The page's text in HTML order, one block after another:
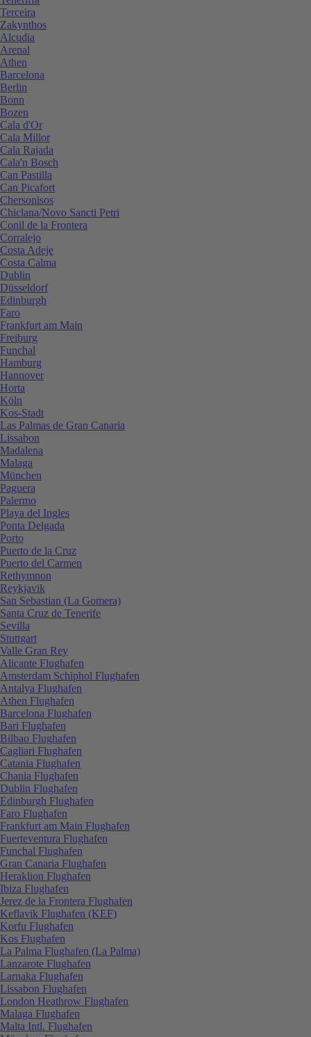
Terceira
Zakynthos
Alcudia
Arenal
Athen
Barcelona
Berlin
Bonn
Bozen
Cala d'Or
Cala Millor
Cala Rajada
Cala'n Bosch
Can Pastilla
Can Picafort
Chersonisos
Chiclana/Novo Sancti Petri
Conil de la Frontera
Corralejo
Costa Adeje
Costa Calma
Dublin
Düsseldorf
Edinburgh
Faro
Frankfurt am Main
Freiburg
Funchal
Hamburg
Hannover
Horta
Köln
Kos-Stadt
Las Palmas de Gran Canaria
Lissabon
Madalena
Malaga
München
Paguera
Palermo
Playa del Ingles
Ponta Delgada
Porto
Puerto de la Cruz
Puerto del Carmen
Rethymnon
Reykjavik
San Sebastian (La Gomera)
Santa Cruz de Tenerife
Sevilla
Stuttgart
Valle Gran Rey
Alicante Flughafen
Amsterdam Schiphol Flughafen
Antalya Flughafen
Athen Flughafen
Barcelona Flughafen
Bari Flughafen
Bilbao Flughafen
Cagliari Flughafen
Catania Flughafen
Chania Flughafen
Dublin Flughafen
Edinburgh Flughafen
Faro Flughafen
Frankfurt am Main Flughafen
Fuerteventura Flughafen
Funchal Flughafen
Gran Canaria Flughafen
Heraklion Flughafen
Ibiza Flughafen
Jerez de la Frontera Flughafen
Keflavik Flughafen (KEF)
Korfu Flughafen
Kos Flughafen
La Palma Flughafen (La Palma)
Lanzarote Flughafen
Larnaka Flughafen
Lissabon Flughafen
London Heathrow Flughafen
Malaga Flughafen
Malta Intl. Flughafen